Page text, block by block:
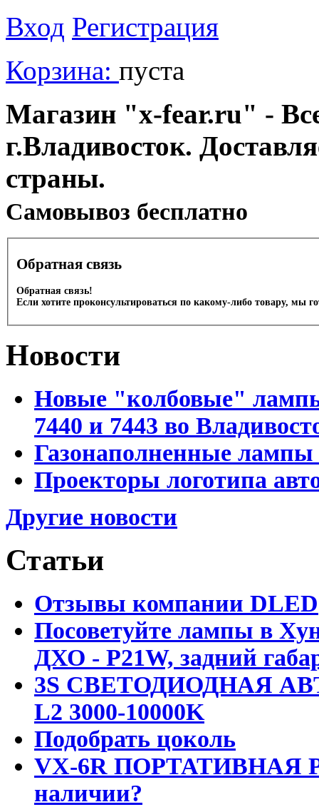
Вход Регистрация
Корзина: пуста
Магазин "x-fear.ru" -
г.Владивосток.
страны.
Cамовывоз бесплатно
Обратная связь
Обратная связь!
Если хотите проконсультироваться по какому-либо товару, мы
Новости
Новые "колбовые"
7440 и 7443 во
Газонаполненные лампы
Проекторы логотипа
Другие новости
Статьи
Отзывы компании DLED
Посоветуйте лампы в
ДХО - P21W, задний
3S СВЕТОДИОДНАЯ
L2 3000-10000K
Подобрать цоколь
VX-6R ПОРТАТИВНАЯ
наличии?